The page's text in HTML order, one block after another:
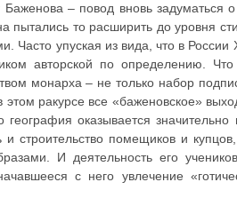
– повод вновь задуматься
то расширить до уровня
упуская из вида, что в России
авторской по определению. Что
монарха – не только набор
ракурсе все «баженовское»
география оказывается
строительство помещиков и
И деятельность его
с него увлечение